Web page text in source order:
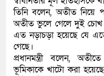
তিনি বলেন, অতীত
অতীত ভুলে গেলে দুই চোখ
এত নড়াচড়া হয়েছে যে
গেছে।
প্রধানমন্ত্রী বলেন,
ভূমিকাকে খাটো করা